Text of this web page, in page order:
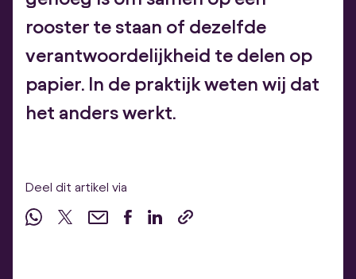
rooster te staan of dezelfde
verantwoordelijkheid te delen op
papier. In de praktijk weten wij dat
het anders werkt.
Deel dit artikel via